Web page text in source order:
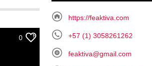
0
https://feaktiva.com
+57 (1) 3058261262
feaktiva@gmail.com